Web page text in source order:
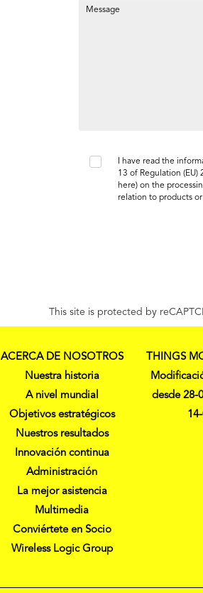
I have read the
13 of Regulation
here) on the
relation to products
This site is protected by
ACERCA DE NOSOTROS
Nuestra historia
A nivel mundial
Objetivos estratégicos
Nuestros resultados
Innovación continua
Administración
La mejor asistencia
Multimedia
Conviértete en Socio
Wireless Logic Group
THINGS
desde 28-